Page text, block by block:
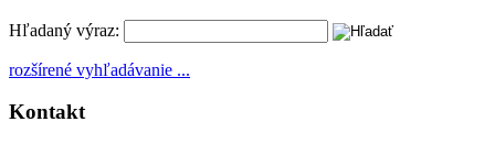
Hľadaný výraz:
rozšírené vyhľadávanie ...
Kontakt